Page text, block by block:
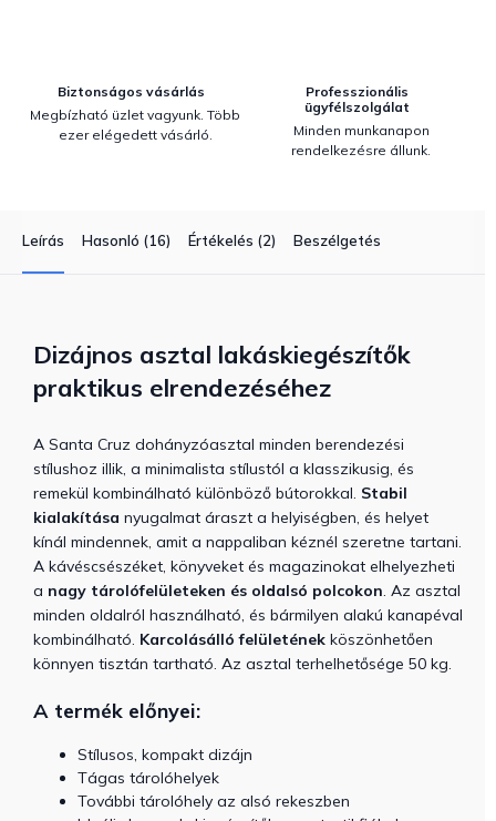
Biztonságos vásárlás
Megbízható üzlet vagyunk. Több
ezer elégedett vásárló.
Professzionális
ügyfélszolgálat
Minden munkanapon
rendelkezésre állunk.
Leírás Hasonló (16) Értékelés (2) Beszélgetés
Dizájnos asztal lakáskiegészítők
praktikus elrendezéséhez
A Santa Cruz dohányzóasztal minden berendezési
stílushoz illik, a minimalista stílustól a klasszikusig, és
remekül kombinálható különböző bútorokkal. Stabil
kialakítása nyugalmat áraszt a helyiségben, és helyet
kínál mindennek, amit a nappaliban kéznél szeretne tartani.
A kávéscsészéket, könyveket és magazinokat elhelyezheti
a nagy tárolófelületeken és oldalsó polcokon. Az asztal
minden oldalról használható, és bármilyen alakú kanapéval
kombinálható. Karcolásálló felületének köszönhetően
könnyen tisztán tartható. Az asztal terhelhetősége 50 kg.
A termék előnyei:
Stílusos, kompakt dizájn
Tágas tárolóhelyek
További tárolóhely az alsó rekeszben